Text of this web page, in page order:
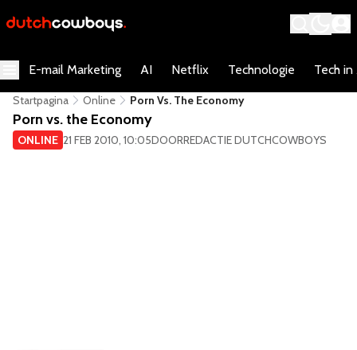
E-mail Marketing AI Netflix Technologie Tech in
Startpagina Online Porn Vs. The Economy
Porn vs. the Economy
ONLINE 21 FEB 2010, 10:05DOORREDACTIE DUTCHCOWBOYS